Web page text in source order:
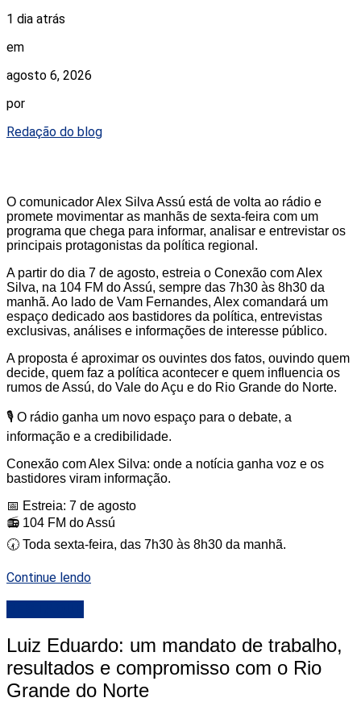
1 dia atrás
em
agosto 6, 2026
por
Redação do blog
O comunicador Alex Silva Assú está de volta ao rádio e
promete movimentar as manhãs de sexta-feira com um
programa que chega para informar, analisar e entrevistar os
principais protagonistas da política regional.
A partir do dia 7 de agosto, estreia o Conexão com Alex
Silva, na 104 FM do Assú, sempre das 7h30 às 8h30 da
manhã. Ao lado de Vam Fernandes, Alex comandará um
espaço dedicado aos bastidores da política, entrevistas
exclusivas, análises e informações de interesse público.
A proposta é aproximar os ouvintes dos fatos, ouvindo quem
decide, quem faz a política acontecer e quem influencia os
rumos de Assú, do Vale do Açu e do Rio Grande do Norte.
🎙️ O rádio ganha um novo espaço para o debate, a
informação e a credibilidade.
Conexão com Alex Silva: onde a notícia ganha voz e os
bastidores viram informação.
📅 Estreia: 7 de agosto
📻 104 FM do Assú
🕢 Toda sexta-feira, das 7h30 às 8h30 da manhã.
Continue lendo
Luiz Eduardo: um mandato de trabalho,
resultados e compromisso com o Rio
Grande do Norte